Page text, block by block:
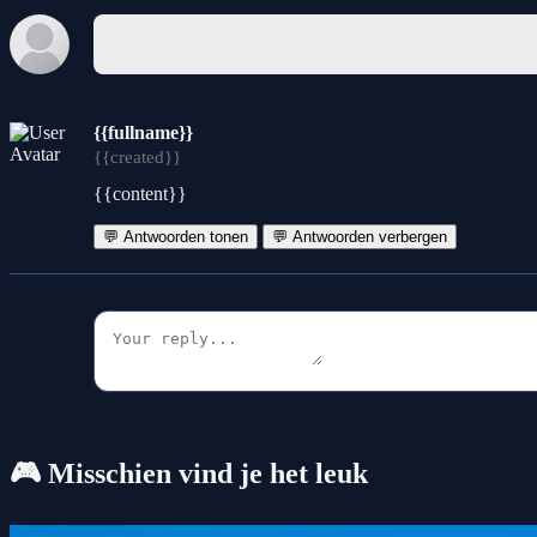
{{fullname}}
{{created}}
{{content}}
💬 Antwoorden tonen 💬 Antwoorden verbergen
🎮 Misschien vind je het leuk